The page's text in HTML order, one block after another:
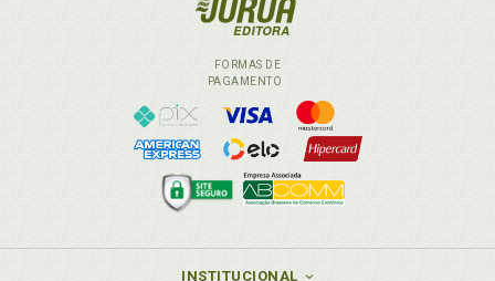
FORMAS DE
PAGAMENTO
INSTITUCIONAL